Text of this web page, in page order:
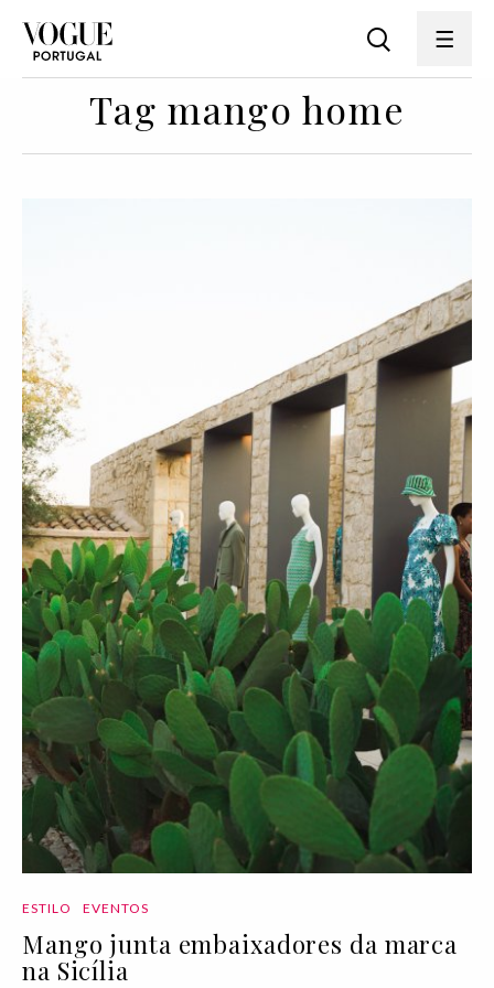
Tag mango home
ESTILO EVENTOS
Mango junta embaixadores da marca
na Sicília